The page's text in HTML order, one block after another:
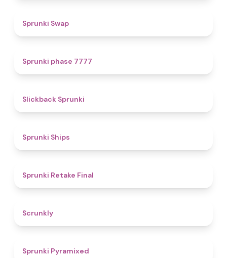
Sprunki Swap
Sprunki phase 7777
Slickback Sprunki
Sprunki Ships
Sprunki Retake Final
Scrunkly
Sprunki Pyramixed